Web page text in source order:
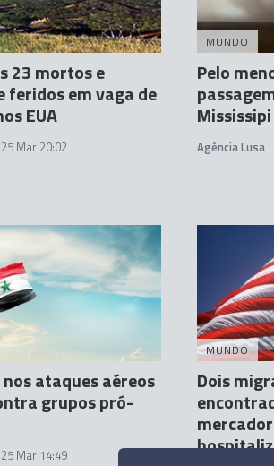
23 mortos e
feridos em vaga de
EUA
25 Mar 20:02
MUNDO
Pelo
Agência Lusa
ataques aéreos
grupos pró-
25 Mar 14:49
MUNDO
Dois